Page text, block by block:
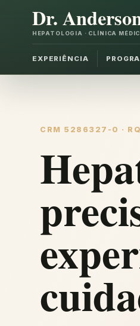
Dr.
HEPATOLOGIA · CLÍNICA
EXPERIÊNCIA
CRM 5286327-0 ·